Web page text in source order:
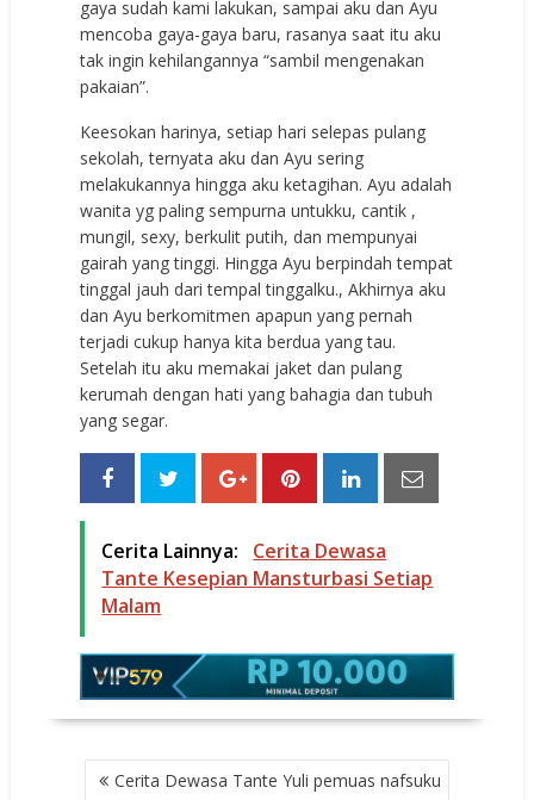
gaya sudah kami lakukan, sampai aku dan Ayu
mencoba gaya-gaya baru, rasanya saat itu aku
tak ingin kehilangannya “sambil mengenakan
pakaian”.
Keesokan harinya, setiap hari selepas pulang
sekolah, ternyata aku dan Ayu sering
melakukannya hingga aku ketagihan. Ayu adalah
wanita yg paling sempurna untukku, cantik ,
mungil, sexy, berkulit putih, dan mempunyai
gairah yang tinggi. Hingga Ayu berpindah tempat
tinggal jauh dari tempal tinggalku., Akhirnya aku
dan Ayu berkomitmen apapun yang pernah
terjadi cukup hanya kita berdua yang tau.
Setelah itu aku memakai jaket dan pulang
kerumah dengan hati yang bahagia dan tubuh
yang segar.
Cerita Lainnya:
Cerita Dewasa
Tante Kesepian Mansturbasi Setiap
Malam
Cerita Dewasa Tante Yuli pemuas nafsuku